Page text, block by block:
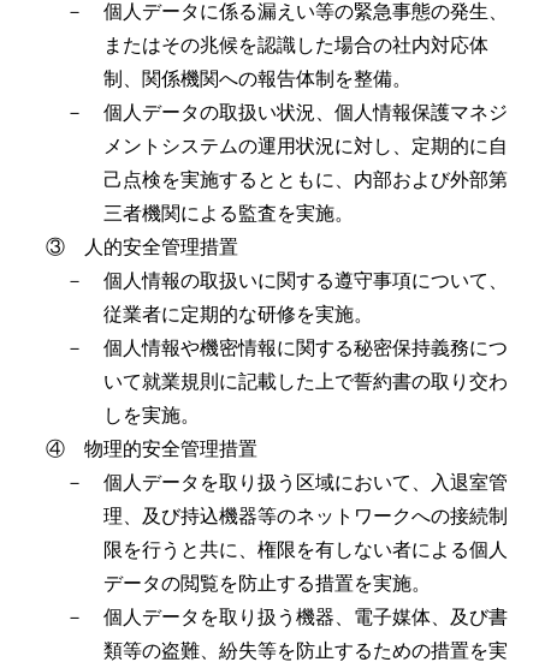
－ 個人データに係る漏えい等の緊急事態の発生、
またはその兆候を認識した場合の社内対応体
制、関係機関への報告体制を整備。
－ 個人データの取扱い状況、個人情報保護マネジ
メントシステムの運用状況に対し、定期的に自
己点検を実施するとともに、内部および外部第
三者機関による監査を実施。
③ 人的安全管理措置
－ 個人情報の取扱いに関する遵守事項について、
従業者に定期的な研修を実施。
－ 個人情報や機密情報に関する秘密保持義務につ
いて就業規則に記載した上で誓約書の取り交わ
しを実施。
④ 物理的安全管理措置
－ 個人データを取り扱う区域において、入退室管
理、及び持込機器等のネットワークへの接続制
限を行うと共に、権限を有しない者による個人
データの閲覧を防止する措置を実施。
－ 個人データを取り扱う機器、電子媒体、及び書
類等の盗難、紛失等を防止するための措置を実